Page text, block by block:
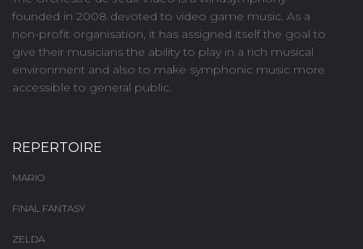
founded in 2008 devoted to video game music. As a
non-profit organisation, it has assigned itself the goal to
give their musicians the ability to play in a rich musical
environment and also to make symphonic music more
accessible to general public.
REPERTOIRE
MARIO
FINAL FANTASY
ZELDA